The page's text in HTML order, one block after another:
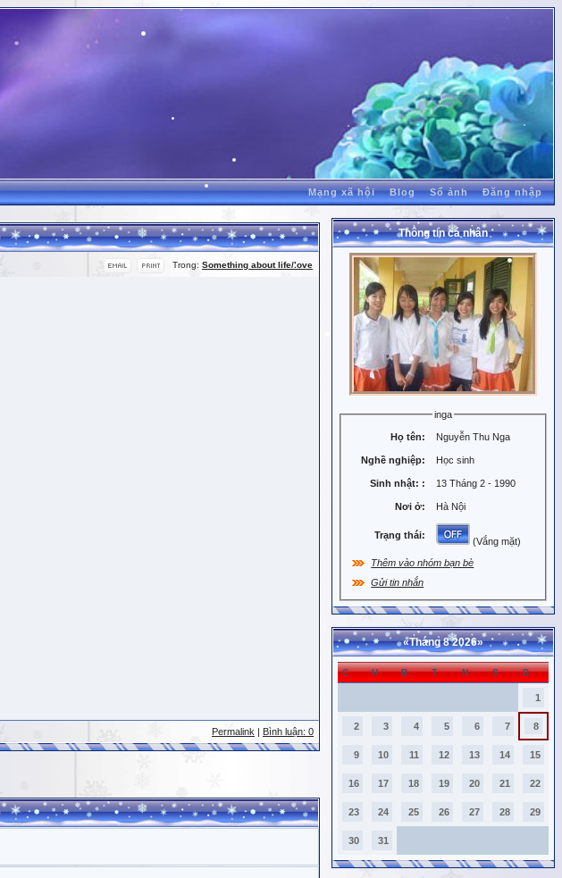
Mạng xã hội Blog Sổ ảnh Đăng nhập
Trong: Something about life/love
Permalink Bình luận: 0
Thông tin cá nhân
inga
Họ tên: Nguyễn Thu Nga
Nghề nghiệp: Học sinh
Sinh nhật: : 13 Tháng 2 - 1990
Nơi ở: Hà Nội
Trạng thái:
(Vắng mặt)
Thêm vào nhóm bạn bè
Gửi tin nhắn
«Tháng 8 2026»
C H B T N S B
1
2 3 4 5 6 7 8
9 10 11 12 13 14 15
16 17 18 19 20 21 22
23 24 25 26 27 28 29
30 31